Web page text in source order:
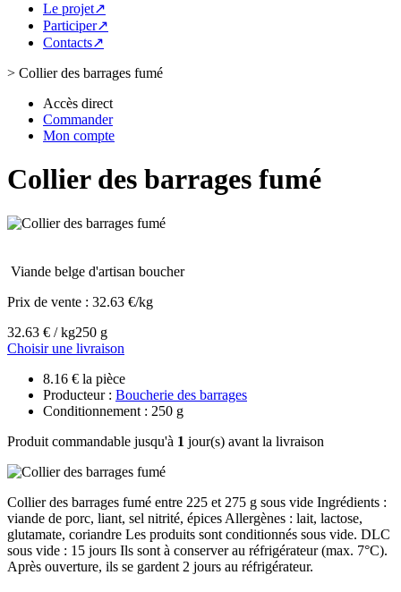
Le projet↗
Participer↗
Contacts↗
> Collier des barrages fumé
Accès direct
Commander
Mon compte
Collier des barrages fumé
Viande belge d'artisan boucher
Prix de vente : 32.63 €/kg
32.63 € / kg250 g
Choisir une livraison
8.16 € la pièce
Producteur : Boucherie des barrages
Conditionnement : 250 g
Produit commandable jusqu'à 1 jour(s) avant la livraison
Collier des barrages fumé entre 225 et 275 g sous vide Ingrédients :
viande de porc, liant, sel nitrité, épices Allergènes : lait, lactose,
glutamate, coriandre Les produits sont conditionnés sous vide. DLC
sous vide : 15 jours Ils sont à conserver au réfrigérateur (max. 7°C).
Après ouverture, ils se gardent 2 jours au réfrigérateur.